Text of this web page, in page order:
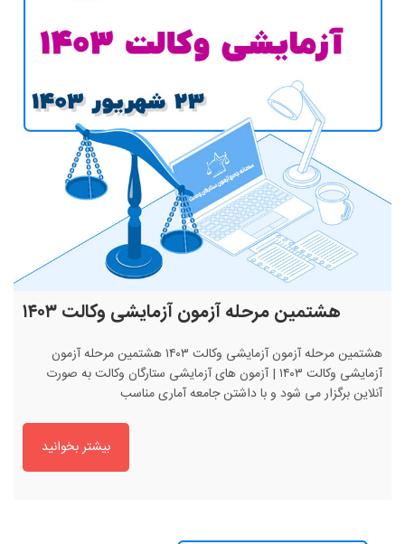
هشتمین مرحله آزمون آزمایشی وکالت ۱۴۰۳
هشتمین مرحله آزمون آزمایشی وکالت ۱۴۰۳ هشتمین مرحله آزمون
آزمایشی وکالت ۱۴۰۳ | آزمون های آزمایشی ستارگان وکالت به صورت
آنلاین برگزار می شود و با داشتن جامعه آماری مناسب
بیشتر بخوانید